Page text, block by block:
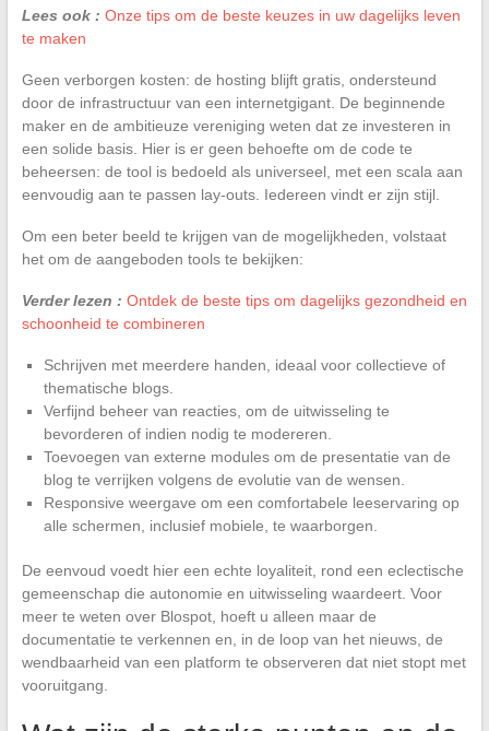
Lees ook : Onze tips om de beste keuzes in uw dagelijks leven
te maken
Geen verborgen kosten: de hosting blijft gratis, ondersteund
door de infrastructuur van een internetgigant. De beginnende
maker en de ambitieuze vereniging weten dat ze investeren in
een solide basis. Hier is er geen behoefte om de code te
beheersen: de tool is bedoeld als universeel, met een scala aan
eenvoudig aan te passen lay-outs. Iedereen vindt er zijn stijl.
Om een beter beeld te krijgen van de mogelijkheden, volstaat
het om de aangeboden tools te bekijken:
Verder lezen : Ontdek de beste tips om dagelijks gezondheid en
schoonheid te combineren
Schrijven met meerdere handen, ideaal voor collectieve of
thematische blogs.
Verfijnd beheer van reacties, om de uitwisseling te
bevorderen of indien nodig te modereren.
Toevoegen van externe modules om de presentatie van de
blog te verrijken volgens de evolutie van de wensen.
Responsive weergave om een comfortabele leeservaring op
alle schermen, inclusief mobiele, te waarborgen.
De eenvoud voedt hier een echte loyaliteit, rond een eclectische
gemeenschap die autonomie en uitwisseling waardeert. Voor
meer te weten over Blospot, hoeft u alleen maar de
documentatie te verkennen en, in de loop van het nieuws, de
wendbaarheid van een platform te observeren dat niet stopt met
vooruitgang.